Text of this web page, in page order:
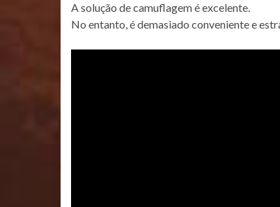
A solução de camuflagem é excelente.
No entanto, é demasiado conveniente e